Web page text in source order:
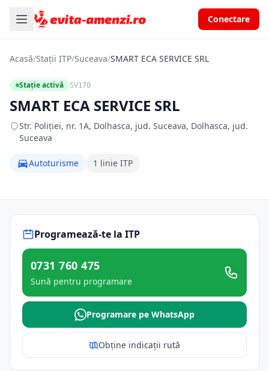
Conectare
Acasă/Stații ITP/Suceava/SMART ECA SERVICE SRL
Stație activă SV170
SMART ECA SERVICE SRL
Str. Poliţiei, nr. 1A, Dolhasca, jud. Suceava, Dolhasca, jud.
Suceava
Autoturisme 1 linie ITP
Programează-te la ITP
0731 760 475
Sună pentru programare
Programare pe WhatsApp
Obține indicații rută